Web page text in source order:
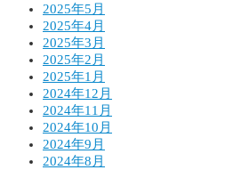
2025年5月
2025年4月
2025年3月
2025年2月
2025年1月
2024年12月
2024年11月
2024年10月
2024年9月
2024年8月